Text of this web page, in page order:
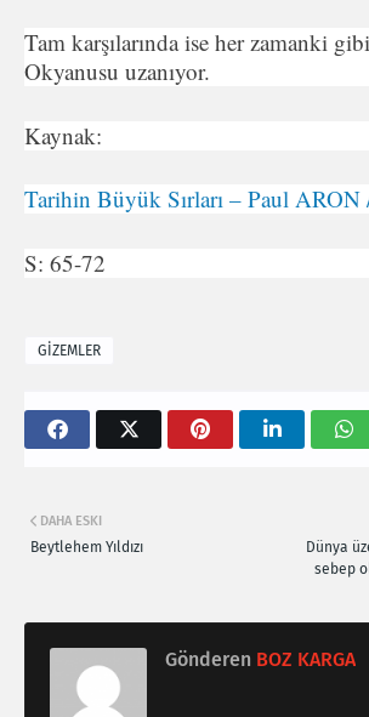
Tam karşılarında ise her zamanki
Okyanusu uza­nıyor.
Kaynak:
Tarihin Büyük Sırları – Paul ARON
S: 65-72
GİZEMLER
Dünya
sebep
DAHA ESKI
Beytlehem Yıldızı
Gönderen BOZ KARGA